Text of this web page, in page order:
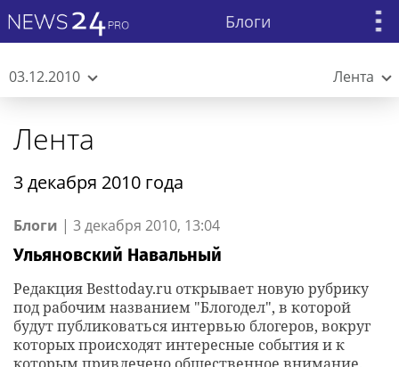
Блоги
03.12.2010 Лента
Лента
3 декабря 2010 года
Блоги | 3 декабря 2010, 13:04
Ульяновский Навальный
Редакция Besttoday.ru открывает новую рубрику
под рабочим названием "Блогодел", в которой
будут публиковаться интервью блогеров, вокруг
которых происходят интересные события и к